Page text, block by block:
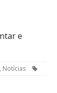
e
, Notícias